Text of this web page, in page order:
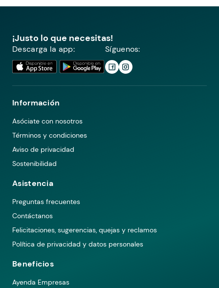
¡Justo lo que necesitas!
Descarga la app: Síguenos:
Información
Asóciate con nosotros
Términos y condiciones
Aviso de privacidad
Sostenibilidad
Asistencia
Preguntas frecuentes
Contáctanos
Felicitaciones, sugerencias, quejas y reclamos
Política de privacidad y datos personales
Beneficios
Ayenda Empresas